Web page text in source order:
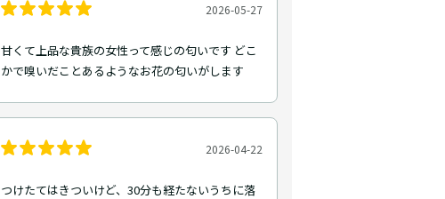
2026-05-27
甘くて上品な貴族の女性って感じの匂いです どこ
かで嗅いだことあるようなお花の匂いがします
2026-04-22
つけたてはきついけど、30分も経たないうちに落